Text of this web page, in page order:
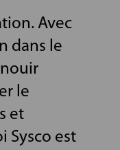
Avec
dans le
le
et
Sysco est